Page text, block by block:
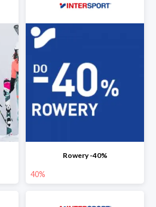
Rowery -40%
40%